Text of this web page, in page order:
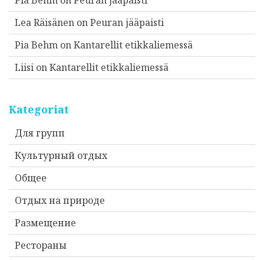
Lea Räisänen onPeuran jääpaisti
Pia Behm onKantarellit etikkaliemessä
Liisi onKantarellit etikkaliemessä
Kategoriat
Для групп
Культурный отдых
Общее
Отдых на природе
Размещение
Рестораны